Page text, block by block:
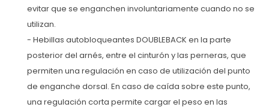
evitar que se enganchen involuntariamente cuando no se
utilizan.
- Hebillas autobloqueantes DOUBLEBACK en la parte
posterior del arnés, entre el cinturón y las perneras, que
permiten una regulación en caso de utilización del punto
de enganche dorsal. En caso de caída sobre este punto,
una regulación corta permite cargar el peso en las